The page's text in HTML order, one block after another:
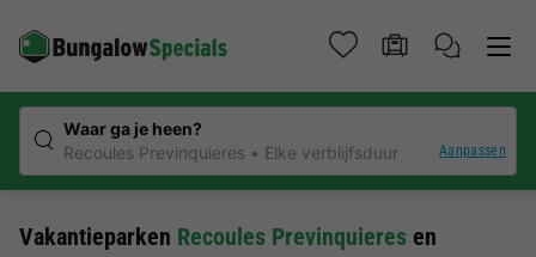
Waar ga je heen?
Recoules Previnquieres
Elke verblijfsduur Aanpassen
Vakantieparken Recoules Previnquieres en